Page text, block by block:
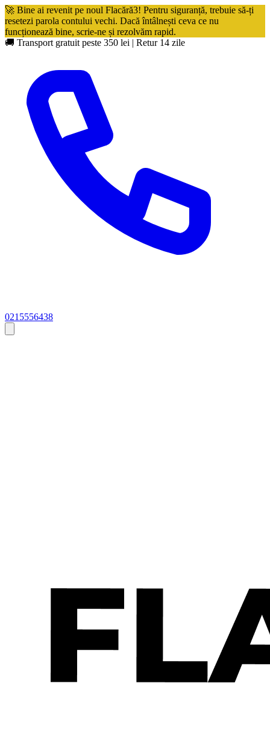
🚀 Bine ai revenit pe noul Flacără3! Pentru siguranță, trebuie să-ți
resetezi parola contului vechi. Dacă întâlnești ceva ce nu
funcționează bine, scrie-ne și rezolvăm rapid.
🚚 Transport gratuit peste 350 lei | Retur 14 zile
0215556438